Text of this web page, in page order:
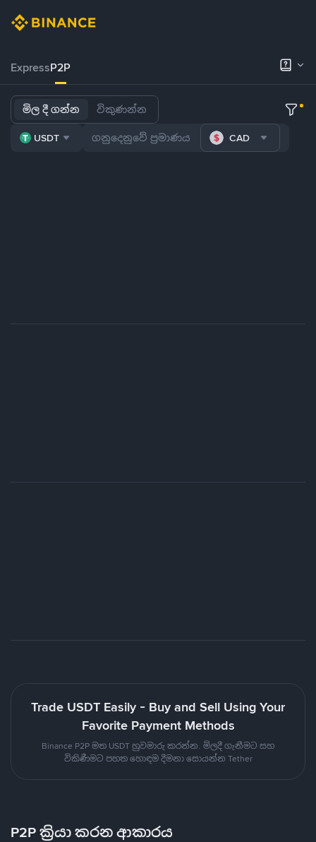
ExpressP2P
මිල දී ගන්න විකුණන්න
USDT CAD
Trade USDT Easily - Buy and Sell Using Your
Favorite Payment Methods
Binance P2P මත USDT හුවමාරු කරන්න. මිලදී ගැනීමට සහ
විකිණීමට පහත හොඳම දීමනා සොයන්න Tether
P2P ක්‍රියා කරන ආකාරය